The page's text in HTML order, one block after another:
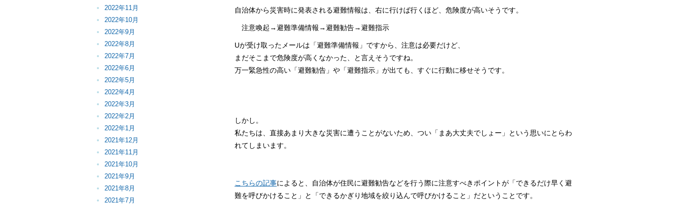
2022年11月
2022年10月
2022年9月
2022年8月
2022年7月
2022年6月
2022年5月
2022年4月
2022年3月
2022年2月
2022年1月
2021年12月
2021年11月
2021年10月
2021年9月
2021年8月
2021年7月
自治体から災害時に発表される避難情報は、右に行けば行くほど、危険度が高いそうです。
注意喚起→避難準備情報→避難勧告→避難指示
Uが受け取ったメールは「避難準備情報」ですから、注意は必要だけど、
まだそこまで危険度が高くなかった、と言えそうですね。
万一緊急性の高い「避難勧告」や「避難指示」が出ても、すぐに行動に移せそうです。
しかし。
私たちは、直接あまり大きな災害に遭うことがないため、つい「まあ大丈夫でしょー」という思いにとらわ
れてしまいます。
こちらの記事によると、自治体が住民に避難勧告などを行う際に注意すべきポイントが「できるだけ早く避
難を呼びかけること」と「できるかぎり地域を絞り込んで呼びかけること」だということです。